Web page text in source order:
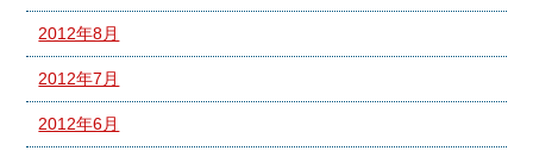
2012年8月
2012年7月
2012年6月